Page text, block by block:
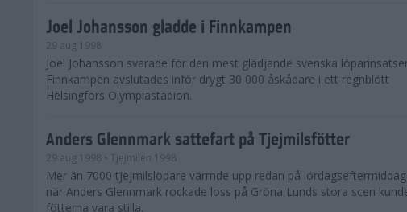
Joel Johansson gladde i Finnkampen
29 aug 1998
Joel Johansson svarade för den mest glädjande svenska
Finnkampen avslutades inför drygt 30 000 åskådare i ett regnblött
Helsingfors Olympiastadion.
Anders Glennmark sattefart på Tjejmilsfötter
29 aug 1998 • Tjejmilen 1998
Mer än 7000 tjejmilslöpare värmde upp redan på
när Anders Glennmark rockade loss på Gröna Lunds stora scen
fötterna vara stilla.